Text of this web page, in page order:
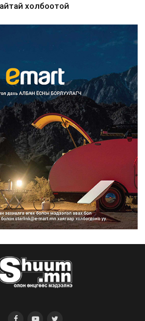
холбоотой
тэгш, сондгойгоор
Шинэ 100
онцгой байдлын